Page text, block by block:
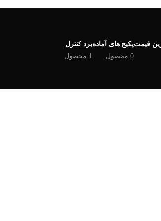
قیمتپکیج های آماده
0 محصول
برد کنترل
1 محصول